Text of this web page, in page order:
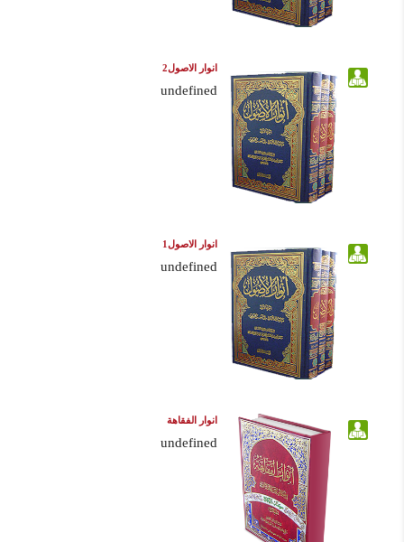
انوار الاصول2
undefined
انوار الاصول1
undefined
انوار الفقاهة
undefined